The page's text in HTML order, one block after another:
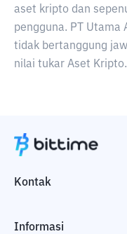
aset kripto dan
pengguna. PT
tidak bertanggung
nilai tukar Aset Kripto.
Kontak
Informasi